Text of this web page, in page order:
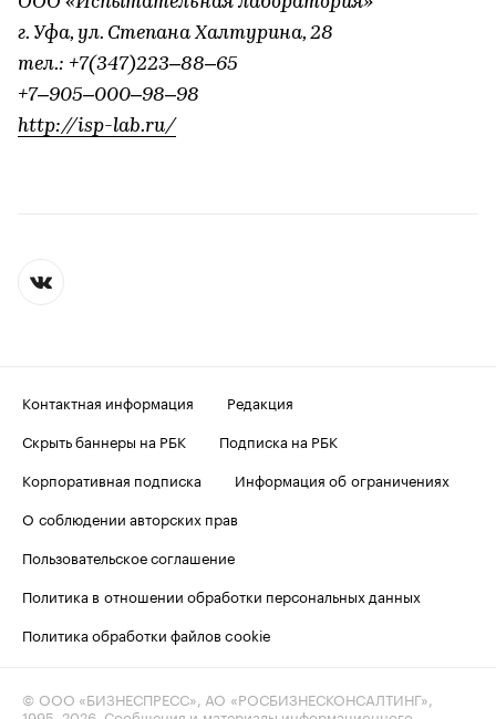
г. Уфа, ул. Степана Халтурина, 28
тел.: +7(347)223‒88‒65
+7‒905‒000‒98‒98
http://isp-lab.ru/
Контактная информация
Редакция
Скрыть баннеры на РБК
Подписка на РБК
Корпоративная подписка
Информация об ограничениях
О соблюдении авторских прав
Пользовательское соглашение
Политика в отношении обработки персональных данных
Политика обработки файлов cookie
© ООО «БИЗНЕСПРЕСС», АО «РОСБИЗНЕСКОНСАЛТИНГ»,